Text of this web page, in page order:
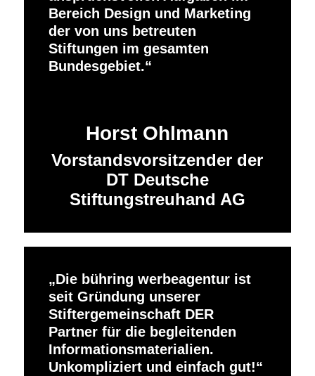
Bereich Design und Marketing
der von uns betreuten
Stiftungen im gesamten
Bundesgebiet.
Horst Ohlmann
Vorstandsvorsitzender der
DT Deutsche
Stiftungstreuhand AG
Die bühring werbeagentur ist
seit Gründung unserer
Stiftergemeinschaft DER
Partner für die begleitenden
Informationsmaterialien.
Unkompliziert und einfach gut!